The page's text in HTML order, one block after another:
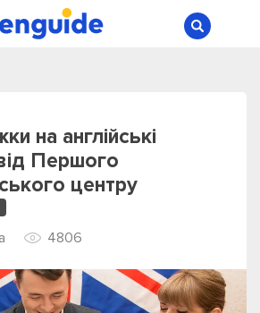
на англійські
Першого
центру
4806